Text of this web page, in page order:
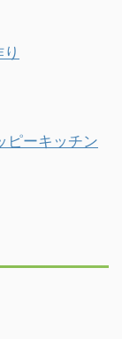
ピーキッチン